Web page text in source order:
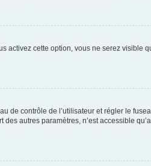
activez cette option, vous ne serez visible
de contrôle de l’utilisateur et régler le
autres paramètres, n’est accessible